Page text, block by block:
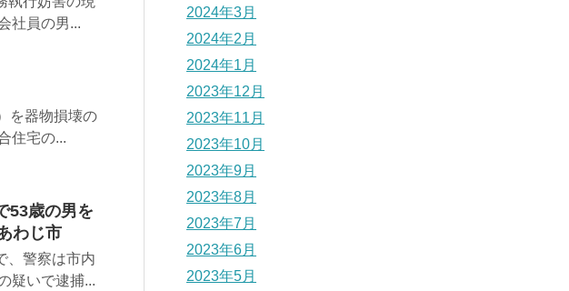
社員の男...
を器物損壊の
住宅の...
53歳の男を
わじ市
、警察は市内
疑いで逮捕...
2024年3月
2024年2月
2024年1月
2023年12月
2023年11月
2023年10月
2023年9月
2023年8月
2023年7月
2023年6月
2023年5月